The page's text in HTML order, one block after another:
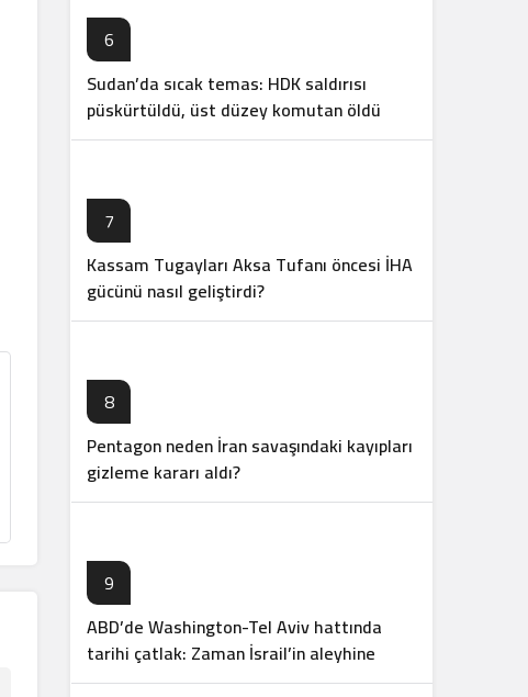
6
Sudan’da sıcak temas: HDK saldırısı
püskürtüldü, üst düzey komutan öldü
7
Kassam Tugayları Aksa Tufanı öncesi İHA
gücünü nasıl geliştirdi?
8
Pentagon neden İran savaşındaki kayıpları
gizleme kararı aldı?
9
ABD’de Washington-Tel Aviv hattında
tarihi çatlak: Zaman İsrail’in aleyhine
işliyor